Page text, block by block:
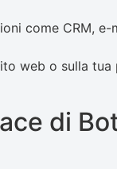
come CRM, e-
web o sulla
di